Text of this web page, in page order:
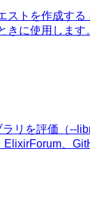
トを作成す
きに使用します
リを評価（--
、